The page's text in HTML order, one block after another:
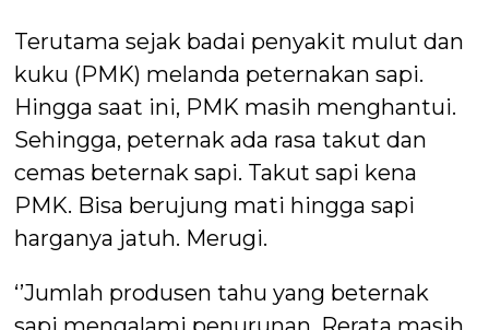
Terutama sejak badai penyakit mulut dan
kuku (PMK) melanda peternakan sapi.
Hingga saat ini, PMK masih menghantui.
Sehingga, peternak ada rasa takut dan
cemas beternak sapi. Takut sapi kena
PMK. Bisa berujung mati hingga sapi
harganya jatuh. Merugi.
‘’Jumlah produsen tahu yang beternak